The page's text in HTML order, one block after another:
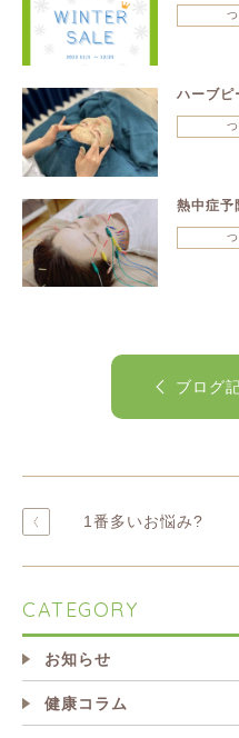
ハーブピ
熱中症
ブログ
1番多いお悩み?
CATEGORY
お知らせ
健康コラム